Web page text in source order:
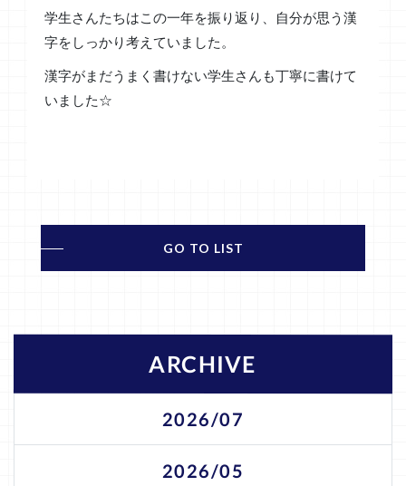
学生さんたちはこの一年を振り返り、自分が思う漢
字をしっかり考えていました。
漢字がまだうまく書けない学生さんも丁寧に書けて
いました☆
GO TO LIST
ARCHIVE
2026/07
2026/05